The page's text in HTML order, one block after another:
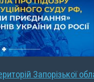
Запорізької